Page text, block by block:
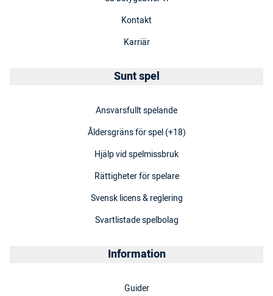
Kontakt
Karriär
Sunt spel
Ansvarsfullt spelande
Åldersgräns för spel (+18)
Hjälp vid spelmissbruk
Rättigheter för spelare
Svensk licens & reglering
Svartlistade spelbolag
Information
Guider